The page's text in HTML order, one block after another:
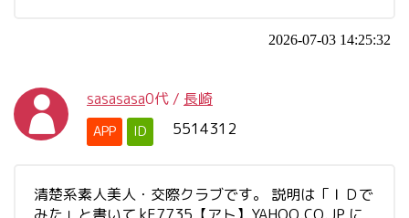
2026-07-03 14:25:32
sasasasa0代 / 長崎
APP ID 5514312
清楚系素人美人・交際クラブです。 説明は「ＩＤで